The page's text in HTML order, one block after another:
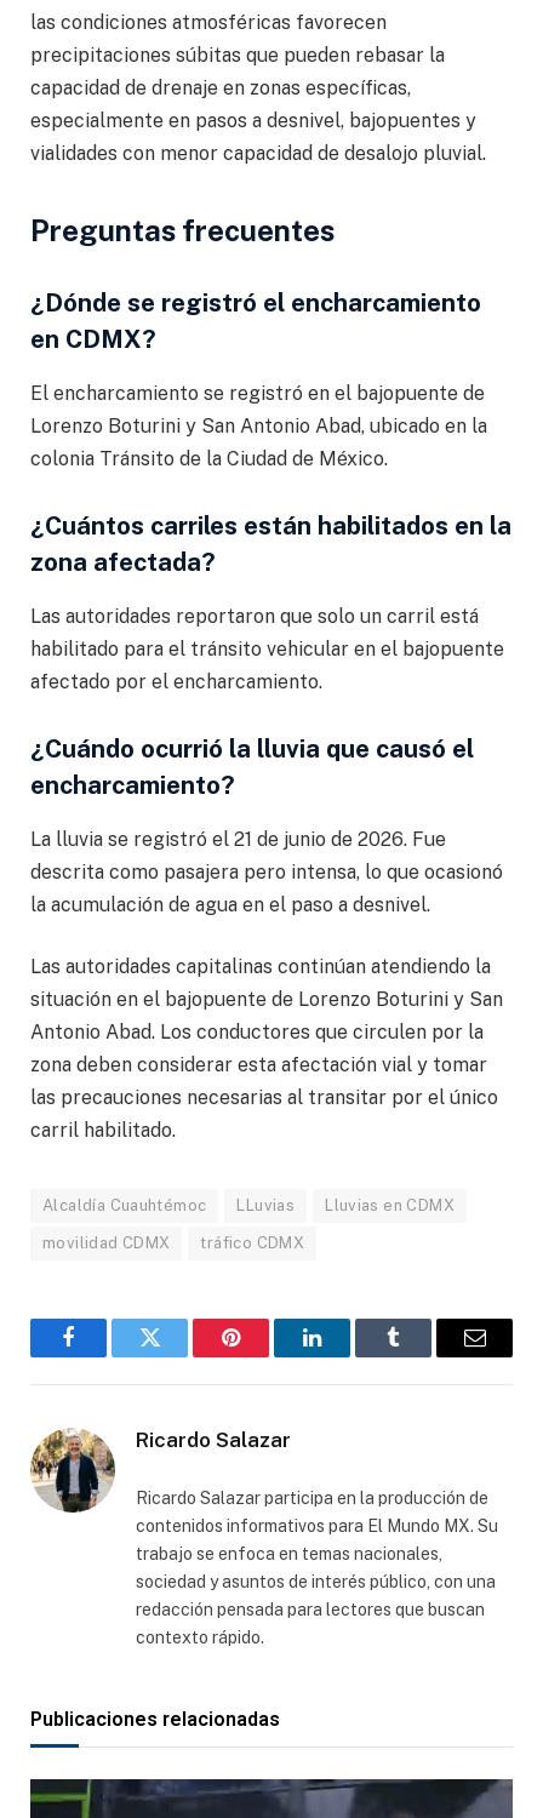
las condiciones atmosféricas favorecen
precipitaciones súbitas que pueden rebasar la
capacidad de drenaje en zonas específicas,
especialmente en pasos a desnivel, bajopuentes y
vialidades con menor capacidad de desalojo pluvial.
Preguntas frecuentes
¿Dónde se registró el encharcamiento
en CDMX?
El encharcamiento se registró en el bajopuente de
Lorenzo Boturini y San Antonio Abad, ubicado en la
colonia Tránsito de la Ciudad de México.
¿Cuántos carriles están habilitados en la
zona afectada?
Las autoridades reportaron que solo un carril está
habilitado para el tránsito vehicular en el bajopuente
afectado por el encharcamiento.
¿Cuándo ocurrió la lluvia que causó el
encharcamiento?
La lluvia se registró el 21 de junio de 2026. Fue
descrita como pasajera pero intensa, lo que ocasionó
la acumulación de agua en el paso a desnivel.
Las autoridades capitalinas continúan atendiendo la
situación en el bajopuente de Lorenzo Boturini y San
Antonio Abad. Los conductores que circulen por la
zona deben considerar esta afectación vial y tomar
las precauciones necesarias al transitar por el único
carril habilitado.
Alcaldía Cuauhtémoc LLuvias Lluvias en CDMX
movilidad CDMX tráfico CDMX
FacebookGorjeo Pinterest LinkedInTumblr
Correo
Ricardo Salazar
Ricardo Salazar participa en la producción de
contenidos informativos para El Mundo MX. Su
trabajo se enfoca en temas nacionales,
sociedad y asuntos de interés público, con una
redacción pensada para lectores que buscan
contexto rápido.
Publicaciones relacionadas